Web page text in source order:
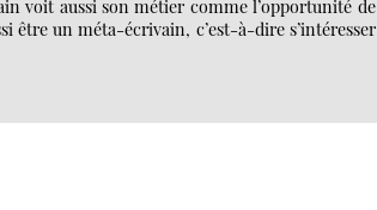
voit aussi son métier comme l’opportunité de
être un méta-écrivain, c’est-à-dire s’intéresser